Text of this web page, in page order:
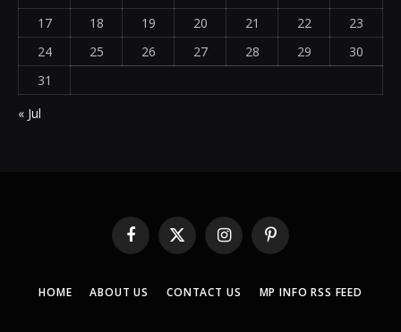
17
18 19 20 21 22
23
24
25 26 27 28 29
30
31
« Jul
Facebook
X
(Twitter)
InstagramPinterest
HOME ABOUT US CONTACT US MP INFO RSS FEED